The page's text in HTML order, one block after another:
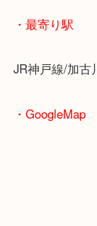
皆様からの